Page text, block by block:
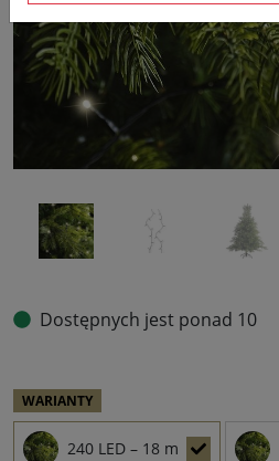
Dostępnych jest ponad 10
WARIANTY
240 LED – 18 m